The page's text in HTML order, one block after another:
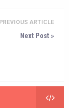
PREVIOUS ARTICLE
Next Post »